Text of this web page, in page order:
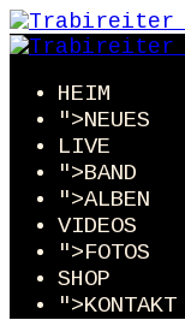
HEIM
">NEUES
LIVE
">BAND
">ALBEN
VIDEOS
">FOTOS
SHOP
">KONTAKT